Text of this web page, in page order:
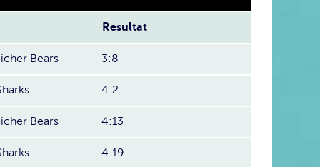
Resultat
Bears 3:8
4:2
Bears 4:13
4:19